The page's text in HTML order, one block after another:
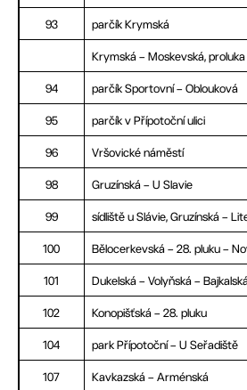
93 parčík Krymská
Krymská – Moskevská, proluka
94 parčík Sportovní – Oblouková
95 parčík v Přípotoční ulici
96 Vršovické náměstí
98 Gruzínská – U Slavie
99 sídliště u Slávie, Gruzínská –
100 Bělocerkevská – 28. pluku –
101 Dukelská – Volyňská –
102 Konopišťská – 28. pluku
104 park Přípotoční – U Seřadiště
107 Kavkazská – Arménská